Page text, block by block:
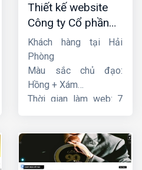
Thiết kế website
Công ty Cổ phần
dịch vụ hàng hải
Sen
Khách hàng tại Hải
Phòng
Màu sắc chủ đạo:
Hồng + Xám
Thời gian làm web: 7